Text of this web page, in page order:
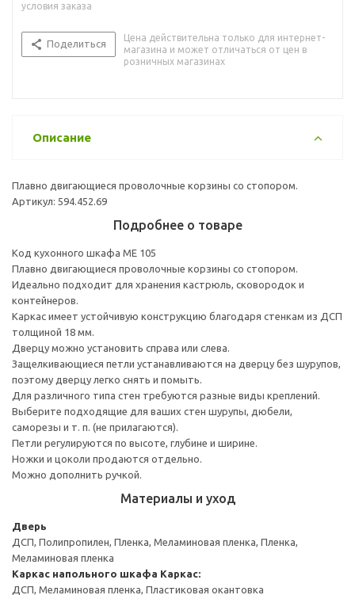
условия заказа
Поделиться
Цена действительна только для интернет-
магазина и может отличаться от цен в
розничных магазинах
Описание
Плавно двигающиеся проволочные корзины со стопором.
Артикул: 594.452.69
Подробнее о товаре
Код кухонного шкафа ME 105
Плавно двигающиеся проволочные корзины со стопором.
Идеально подходит для хранения кастрюль, сковородок и
контейнеров.
Каркас имеет устойчивую конструкцию благодаря стенкам из ДСП
толщиной 18 мм.
Дверцу можно установить справа или слева.
Защелкивающиеся петли устанавливаются на дверцу без шурупов,
поэтому дверцу легко снять и помыть.
Для различного типа стен требуются разные виды креплений.
Выберите подходящие для ваших стен шурупы, дюбели,
саморезы и т. п. (не прилагаются).
Петли регулируются по высоте, глубине и ширине.
Ножки и цоколи продаются отдельно.
Можно дополнить ручкой.
Материалы и уход
Дверь
ДСП, Полипропилен, Пленка, Меламиновая пленка, Пленка,
Меламиновая пленка
Каркас напольного шкафа Каркас:
ДСП, Меламиновая пленка, Пластиковая окантовка